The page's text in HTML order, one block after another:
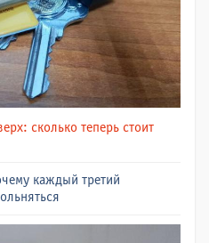
сколько теперь стоит
каждый третий